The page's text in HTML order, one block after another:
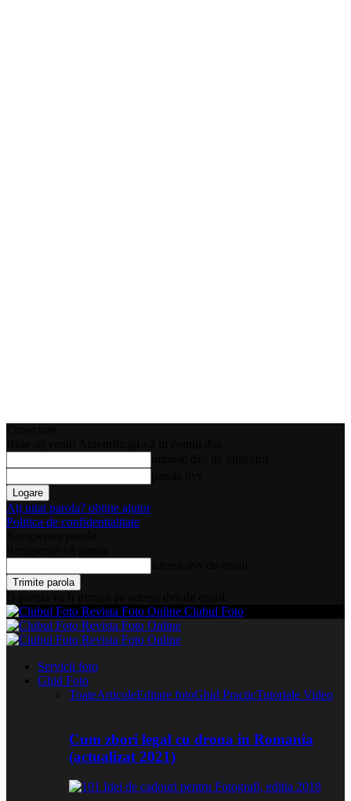
Ați uitat parola? obține ajutor
Politica de confidentialitate
Clubul Foto
Servicii foto
Ghid Foto
ToateArticoleEditare fotoGhid PracticTutoriale Video
Cum zbori legal cu drona in Romania
(actualizat 2021)